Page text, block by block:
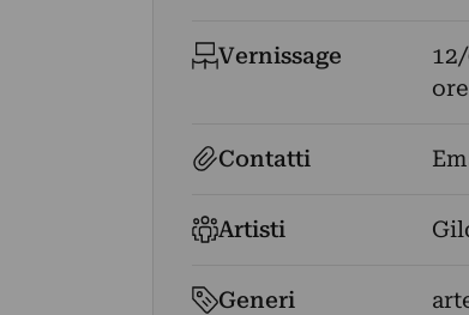
Vernissage
Contatti
Artisti
Generi